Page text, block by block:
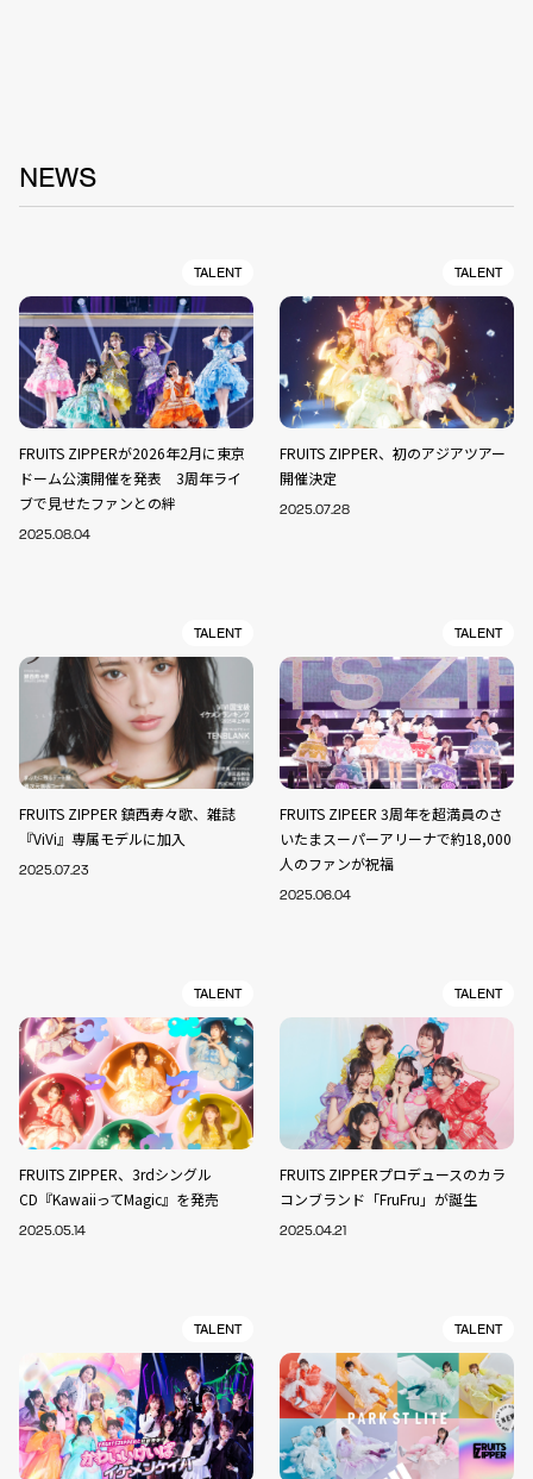
NEWS
TALENT
FRUITS ZIPPERが2026年2月に東京
ドーム公演開催を発表 3周年ライ
ブで見せたファンとの絆
2025.08.04
TALENT
FRUITS ZIPPER、初のアジアツアー
開催決定
2025.07.28
TALENT
FRUITS ZIPPER 鎮西寿々歌、雑誌
『ViVi』専属モデルに加入
2025.07.23
TALENT
FRUITS ZIPEER 3周年を超満員のさ
いたまスーパーアリーナで約18,000
人のファンが祝福
2025.06.04
TALENT
FRUITS ZIPPER、3rdシングル
CD『KawaiiってMagic』を発売
2025.05.14
TALENT
FRUITS ZIPPERプロデュースのカラ
コンブランド「FruFru」が誕生
2025.04.21
TALENT TALENT